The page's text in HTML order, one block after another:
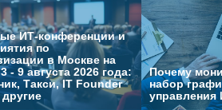
ИТ-конференции и
по
в Москве на
- 9 августа 2026 года:
Такси, IT Founder
Почему
набор
управления